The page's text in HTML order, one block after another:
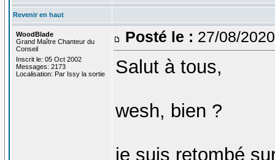
Revenir en haut
WoodBlade
Grand Maître Chanteur du
Conseil
Inscrit le: 05 Oct 2002
Messages: 2173
Localisation: Par Issy la sortie
Posté le : 27/08/
Salut à tous,
wesh, bien ?
je suis retombé